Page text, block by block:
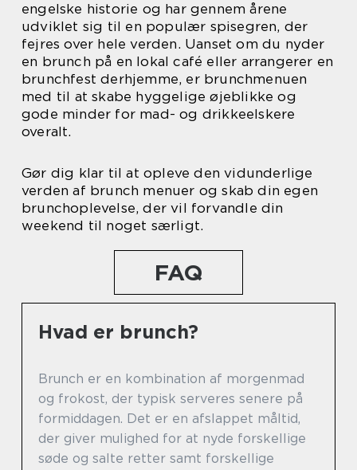
engelske historie og har gennem årene
udviklet sig til en populær spisegren, der
fejres over hele verden. Uanset om du nyder
en brunch på en lokal café eller arrangerer en
brunchfest derhjemme, er brunchmenuen
med til at skabe hyggelige øjeblikke og
gode minder for mad- og drikkeelskere
overalt.
Gør dig klar til at opleve den vidunderlige
verden af brunch menuer og skab din egen
brunchoplevelse, der vil forvandle din
weekend til noget særligt.
FAQ
Hvad er brunch?
Brunch er en kombination af morgenmad
og frokost, der typisk serveres senere på
formiddagen. Det er en afslappet måltid,
der giver mulighed for at nyde forskellige
søde og salte retter samt forskellige